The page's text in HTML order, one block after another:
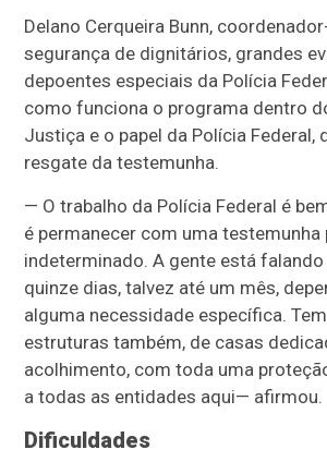
Delano Cerqueira Bunn,
segurança de dignitários, grandes
depoentes especiais da Polícia
como funciona o programa dentro
Justiça e o papel da Polícia Federal,
resgate da testemunha.
— O trabalho da Polícia Federal é
é permanecer com uma testemunha
indeterminado. A gente está
quinze dias, talvez até um mês,
alguma necessidade específica.
estruturas também, de casas
acolhimento, com toda uma
a todas as entidades aqui— afirmou.
Dificuldades